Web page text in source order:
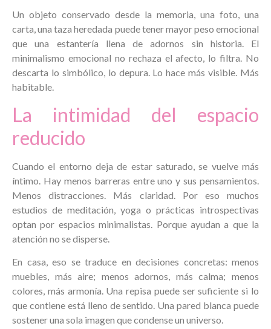
Un objeto conservado desde la memoria, una foto, una
carta, una taza heredada puede tener mayor peso emocional
que una estantería llena de adornos sin historia. El
minimalismo emocional no rechaza el afecto, lo filtra. No
descarta lo simbólico, lo depura. Lo hace más visible. Más
habitable.
La intimidad del espacio
reducido
Cuando el entorno deja de estar saturado, se vuelve más
íntimo. Hay menos barreras entre uno y sus pensamientos.
Menos distracciones. Más claridad. Por eso muchos
estudios de meditación, yoga o prácticas introspectivas
optan por espacios minimalistas. Porque ayudan a que la
atención no se disperse.
En casa, eso se traduce en decisiones concretas: menos
muebles, más aire; menos adornos, más calma; menos
colores, más armonía. Una repisa puede ser suficiente si lo
que contiene está lleno de sentido. Una pared blanca puede
sostener una sola imagen que condense un universo.